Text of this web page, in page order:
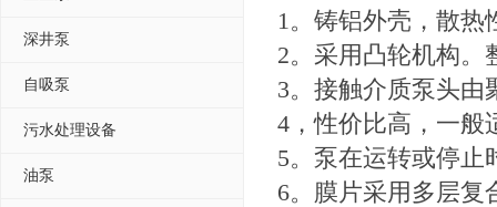
深井泵
自吸泵
污水处理设备
油泵
1。铸铝外壳，散
2。采用凸轮机构。
3。接触介质泵头由
4，性价比高，一般
5。泵在运转或停止
6。膜片采用多层复